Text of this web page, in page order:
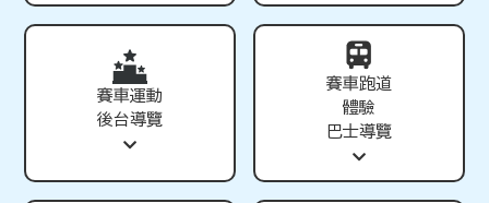
賽車運動
後台導覽
賽車跑道
體驗
巴士導覽